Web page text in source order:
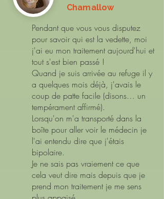
Chamallow
Pendant que vous vous disputez
pour savoir qui est la vedette, moi
j'ai eu mon traitement aujourd'hui et
tout s'est bien passé !
Quand je suis arrivée au refuge il y
a quelques mois déjà, j'avais le
coup de patte facile (disons… un
tempérament affirmé).
Lorsqu'on m'a transporté dans la
boîte pour aller voir le médecin je
l'ai entendu dire que j'étais
bipolaire.
Je ne sais pas vraiement ce que
cela veut dire mais depuis que je
prend mon traitement je me sens